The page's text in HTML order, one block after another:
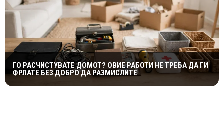
ГО РАСЧИСТУВАТЕ ДОМОТ? ОВИЕ РАБОТИ НЕ ТРЕБА ДА ГИ
ФРЛАТЕ БЕЗ ДОБРО ДА РАЗМИСЛИТЕ